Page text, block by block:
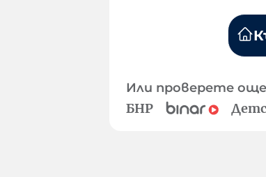
Или проверете
БНР